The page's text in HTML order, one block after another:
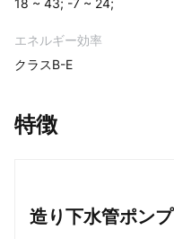
18 ~ 43; -7 ~ 24;
エネルギー効率
クラスB-E
特徴
造り下水管ポンプ